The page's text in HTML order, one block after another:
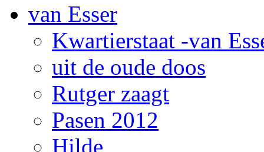
van Esser
Kwartierstaat -van
uit de oude doos
Rutger zaagt
Pasen 2012
Hilde